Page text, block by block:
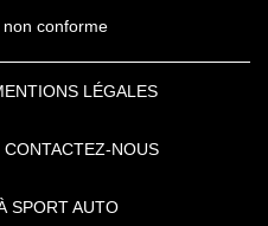
conforme
LÉGALES
CONTACTEZ-NOUS
SPORT AUTO